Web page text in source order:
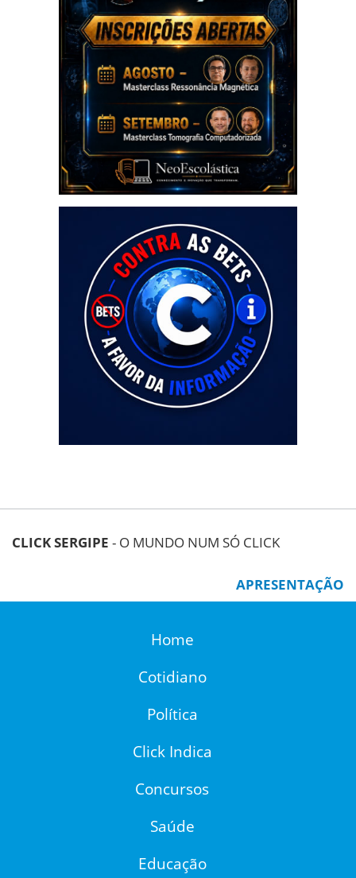
CLICK SERGIPE - O MUNDO NUM SÓ CLICK
APRESENTAÇÃO
Home
Cotidiano
Política
Click Indica
Concursos
Saúde
Educação